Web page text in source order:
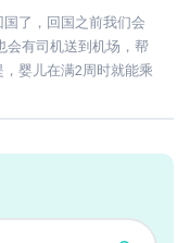
了，回国之前我们会
会有司机送到机场，帮
婴儿在满2周时就能乘